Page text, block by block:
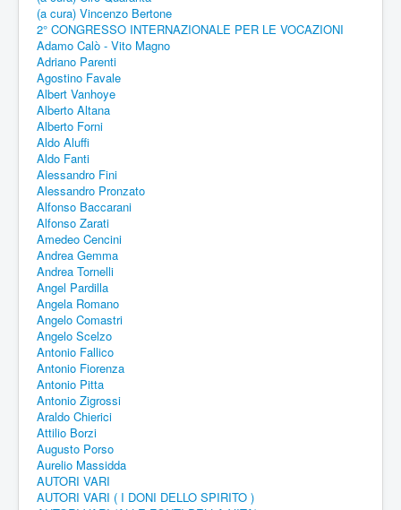
(a cura) Vincenzo Bertone
2° CONGRESSO INTERNAZIONALE PER LE VOCAZIONI
Adamo Calò - Vito Magno
Adriano Parenti
Agostino Favale
Albert Vanhoye
Alberto Altana
Alberto Forni
Aldo Aluffi
Aldo Fanti
Alessandro Fini
Alessandro Pronzato
Alfonso Baccarani
Alfonso Zarati
Amedeo Cencini
Andrea Gemma
Andrea Tornelli
Angel Pardilla
Angela Romano
Angelo Comastri
Angelo Scelzo
Antonio Fallico
Antonio Fiorenza
Antonio Pitta
Antonio Zigrossi
Araldo Chierici
Attilio Borzi
Augusto Porso
Aurelio Massidda
AUTORI VARI
AUTORI VARI ( I DONI DELLO SPIRITO )